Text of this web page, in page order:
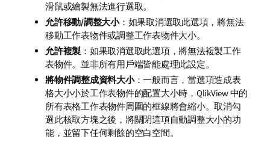
滑鼠或繪製無法進行選取。
允許移動/調整大小：如果取消選取此選項，將無法
移動工作表物件或調整工作表物件大小。
允許複製 ：如果取消選取此選項，將無法複製工作
表物件。並非所有用戶端皆能處理此設定。
將物件調整成資料大小：一般而言，當選項造成表
格大小小於工作表物件的配置大小時，QlikView 中的
所有表格工作表物件周圍的框線將會縮小。取消勾
選此核取方塊之後，將關閉這項自動調整大小的功
能，並留下任何剩餘的空白空間。